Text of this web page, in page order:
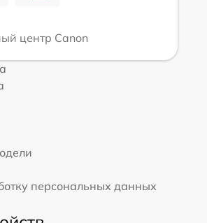
центр Canon
персональных данных